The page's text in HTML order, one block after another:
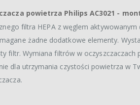
powietrza Philips AC3021 -
filtra HEPA z węglem
żadne dodatkowe elementy.
filtr. Wymiana filtrów w
dla utrzymania czystości powietrza w